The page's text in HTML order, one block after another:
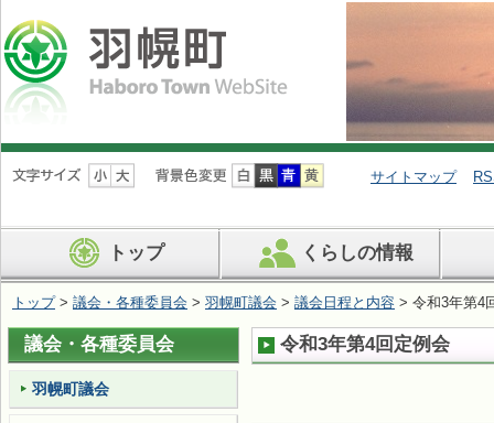
ナ
ビ
ン
を
ば
す
サイトマップ
トップ くらしの情報
トップ> 議会・各種委員会 > 羽幌町議会 > 議会日程と内容 > 令和3年第4
令和3年第4回定例会
議会・各種委員会
羽幌町議会